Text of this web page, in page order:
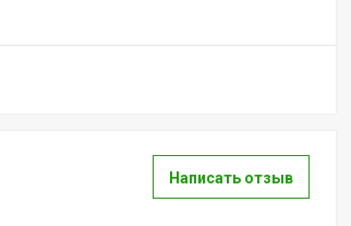
Написать отзыв